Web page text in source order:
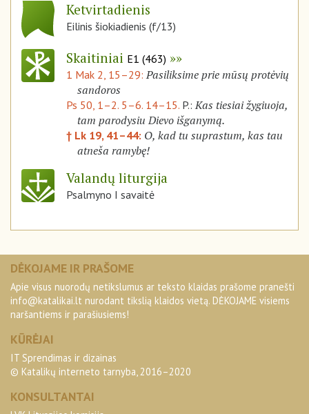
Ketvirtadienis
Eilinis šiokiadienis (f/13)
Skaitiniai E1 (463)
1 Mak 2, 15–29:Pasiliksime prie mūsų protėvių
sandoros
Ps 50, 1–2. 5–6. 14–15. P.:Kas tiesiai žygiuoja,
tam parodysiu Dievo išganymą.
† Lk 19, 41–44: O, kad tu suprastum, kas tau
atneša ramybę!
Valandų liturgija
Psalmyno I savaitė
DĖKOJAME IR PRAŠOME
Apie visus nuorodų netikslumus ar teksto klaidas prašome pranešti
info@katalikai.lt nurodant tikslią klaidos vietą. DĖKOJAME visiems
naršantiems ir parašiusiems!
KŪRĖJAI
IT Sprendimas ir dizainas
© Katalikų interneto tarnyba, 2016–2020
KONSULTANTAI